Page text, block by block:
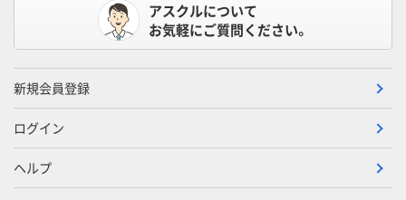
アスクルについて
お気軽にご質問ください。
新規会員登録
ログイン
ヘルプ